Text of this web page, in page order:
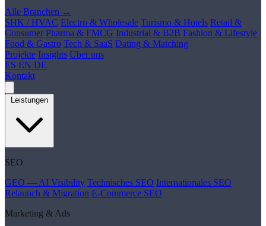
Alle Branchen →
SHK / HVAC Electro & Wholesale Turismo & Hotels Retail &
Consumer Pharma & FMCG Industrial & B2B Fashion & Lifestyle
Food & Gastro Tech & SaaS Dating & Matching
Projekte Insights Über uns
ES EN DE
Kontakt
Leistungen
SEO
GEO — AI Visibility Technisches SEO Internationales SEO
Relaunch & Migration E-Commerce SEO
Marketing & Ads